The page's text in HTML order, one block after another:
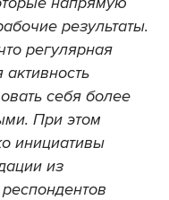
результаты.
регулярная
себя более
При этом
инициативы
из